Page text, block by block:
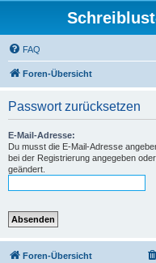
FAQ
Foren-Übersicht
Passwort zurücksetzen
E-Mail-Adresse:
Du musst die E-Mail-Adresse
bei der Registrierung angegeben
geändert.
Foren-Übersicht